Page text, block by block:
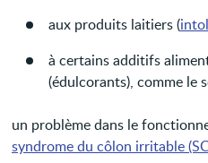
aux produits laitiers (
à certains additifs
(édulcorants), comme le
un problème dans le
syndrome du côlon irritable